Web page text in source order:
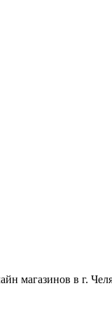
магазинов в г.